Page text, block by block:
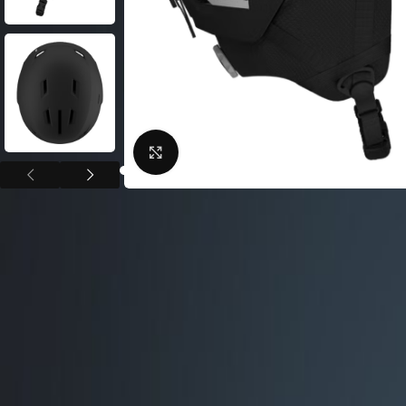
электрические
Велосипеды городские
Велосипеды складные
Велосипеды детские
Велосипеды женские
Велосипeды BMX
Беговелы
Шлема велосипедные
Замки для велосипеда
Сигналы для
Крылья для
Кейсы для